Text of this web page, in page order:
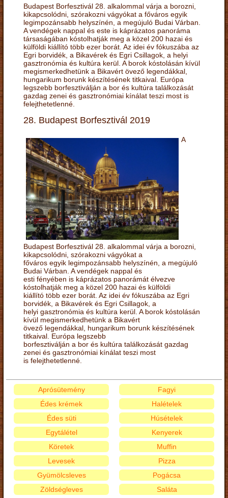
Budapest Borfesztivál 28. alkalommal várja a borozni,
kikapcsolódni, szórakozni vágyókat a főváros egyik
legimpozánsabb helyszínén, a megújuló Budai Várban.
A vendégek nappal és este is káprázatos panoráma
társaságában kóstolhatják meg a közel 200 hazai és
külföldi kiállító több ezer borát. Az idei év fókuszába az
Egri borvidék, a Bikavérek és Egri Csillagok, a helyi
gasztronómia és kultúra kerül. A borok kóstolásán kívül
megismerkedhetünk a Bikavért övező legendákkal,
hungarikum borunk készítésének titkaival. Európa
legszebb borfesztiválján a bor és kultúra találkozását
gazdag zenei és gasztronómiai kínálat teszi most is
felejthetetlenné.
28. Budapest Borfesztivál 2019
A
Budapest Borfesztivál 28. alkalommal várja a borozni,
kikapcsolódni, szórakozni vágyókat a
főváros egyik legimpozánsabb helyszínén, a megújuló
Budai Várban. A vendégek nappal és
esti fényében is káprázatos panorámát élvezve
kóstolhatják meg a közel 200 hazai és külföldi
kiállító több ezer borát. Az idei év fókuszába az Egri
borvidék, a Bikavérek és Egri Csillagok, a
helyi gasztronómia és kultúra kerül. A borok kóstolásán
kívül megismerkedhetünk a Bikavért
övező legendákkal, hungarikum borunk készítésének
titkaival. Európa legszebb
borfesztiválján a bor és kultúra találkozását gazdag
zenei és gasztronómiai kínálat teszi most
is felejthetetlenné.
Aprósütemény
Édes krémek
Édes süti
Egytálétel
Fagyi
Halételek
Húsételek
Kenyerek
Köretek
Levesek
Gyümölcsleves
Zöldségleves
Muffin
Pizza
Pogácsa
Saláta